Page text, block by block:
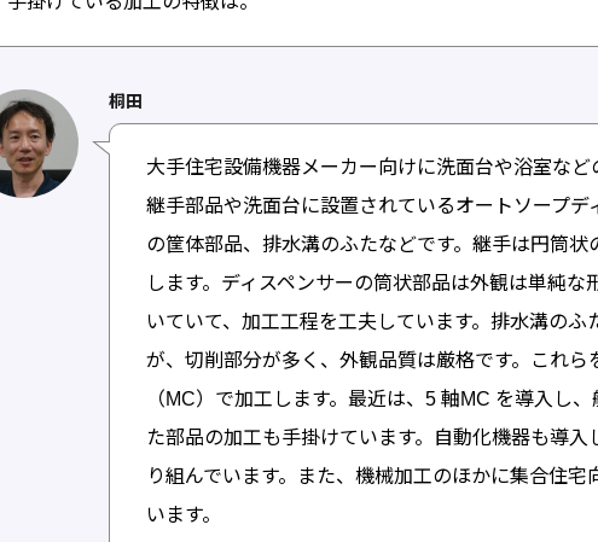
桐田
大手住宅設備機器メーカー向けに洗面台や浴室など
継手部品や洗面台に設置されているオートソープデ
の筐体部品、排水溝のふたなどです。継手は円筒
します。ディスペンサーの筒状部品は外観は単純
いていて、加工工程を工夫しています。排水溝の
が、切削部分が多く、外観品質は厳格です。これら
（MC）で加工します。最近は、5 軸MC を導入し
た部品の加工も手掛けています。自動化機器も導
り組んでいます。また、機械加工のほかに集合住
います。